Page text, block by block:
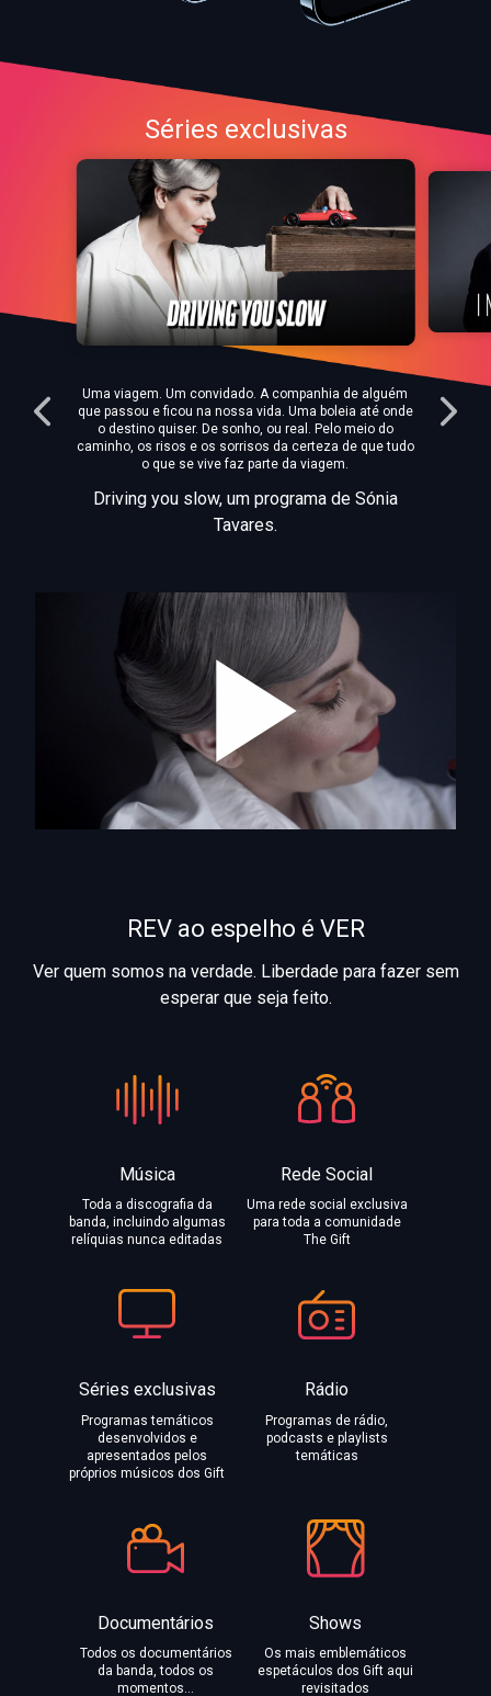
Séries exclusivas
Uma viagem. Um convidado. A companhia de alguém
que passou e ficou na nossa vida. Uma boleia até onde
o destino quiser. De sonho, ou real. Pelo meio do
caminho, os risos e os sorrisos da certeza de que tudo
o que se vive faz parte da viagem.
Driving you slow, um programa de Sónia
Tavares.
REV ao espelho é VER
Ver quem somos na verdade. Liberdade para fazer sem
esperar que seja feito.
Música
Toda a discografia da
banda, incluindo algumas
relíquias nunca editadas
Rede Social
Uma rede social exclusiva
para toda a comunidade
The Gift
Séries exclusivas
Programas temáticos
desenvolvidos e
apresentados pelos
próprios músicos dos Gift
Rádio
Programas de rádio,
podcasts e playlists
temáticas
Documentários
Todos os documentários
da banda, todos os
momentos…
Shows
Os mais emblemáticos
espetáculos dos Gift aqui
revisitados